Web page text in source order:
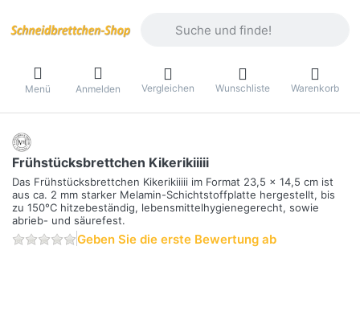
Menü Anmelden Vergleichen Wunschliste Warenkorb
Frühstücksbrettchen Kikerikiiiii
Das Frühstücksbrettchen Kikerikiiiii im Format 23,5 x 14,5 cm ist
aus ca. 2 mm starker Melamin-Schichtstoffplatte hergestellt, bis
zu 150°C hitzebeständig, lebensmittelhygienegerecht, sowie
abrieb- und säurefest.
Geben Sie die erste Bewertung ab